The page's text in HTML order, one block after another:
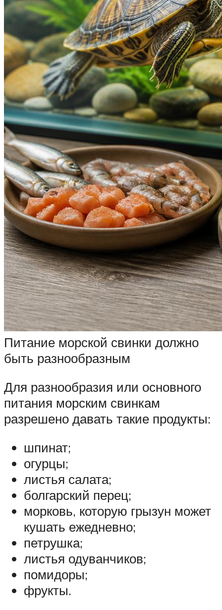
Питание морской свинки должно
быть разнообразным
Для разнообразия или основного
питания морским свинкам
разрешено давать такие продукты:
шпинат;
огурцы;
листья салата;
болгарский перец;
морковь, которую грызун может
кушать ежедневно;
петрушка;
листья одуванчиков;
помидоры;
фрукты.